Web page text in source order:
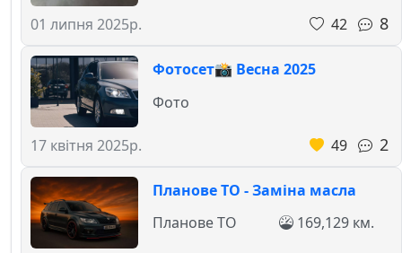
01 липня 2025р. 42 8
Фотосет📸 Весна 2025
17 квітня 2025р.
Фото
49 2
Планове ТО - Заміна масла
Планове ТО 169,129 км.